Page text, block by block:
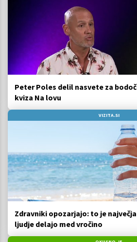
Peter Poles delil nasvete za
kviza Na lovu
VIZITA.SI
Zdravniki opozarjajo: to je
ljudje delajo med vročino